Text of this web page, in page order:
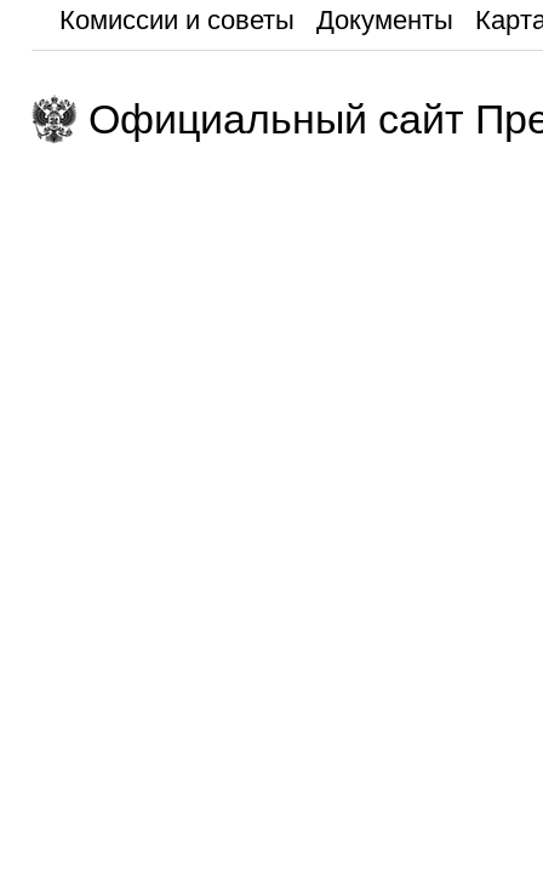
Комиссии и советы
Документы
Официальный сайт